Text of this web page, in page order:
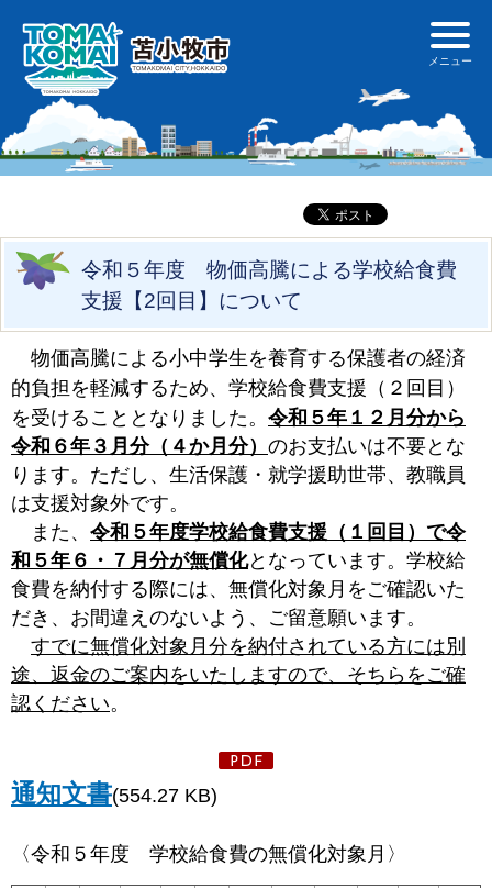
令和５年度 物価高騰による学校給食費
支援【2回目】について
物価高騰による小中学生を養育する保護者の経済
的負担を軽減するため、学校給食費支援（２回目）
を受けることとなりました。 令和５年１２月分から
令和６年３月分（４か月分） のお支払いは不要とな
ります。ただし、生活保護・就学援助世帯、教職員
は支援対象外です。
また、 令和５年度学校給食費支援（１回目）で令
和５年６・７月分が無償化となっています。学校給
食費を納付する際には、無償化対象月をご確認いた
だき、お間違えのないよう、ご留意願います。
すでに無償化対象月分を納付されている方には別
途、返金のご案内をいたしますので、そちらをご確
認ください。
通知文書(554.27 KB)
〈令和５年度 学校給食費の無償化対象月〉